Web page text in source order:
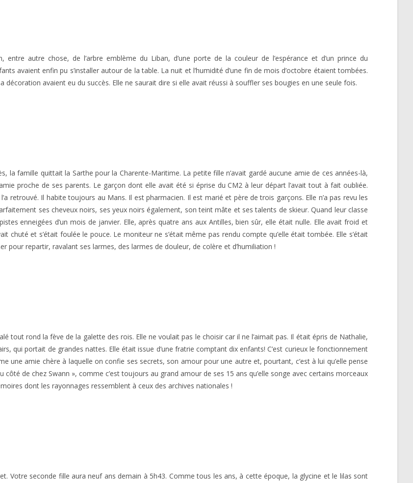
autre chose, de l’arbre emblème du Liban, d’une porte de la couleur de l’espérance et d’un prince du
avaient enfin pu s’installer autour de la table. La nuit et l’humidité d’une fin de mois d’octobre étaient tombées.
avaient eu du succès. Elle ne saurait dire si elle avait réussi à souffler ses bougies en une seule fois.
la famille quittait la Sarthe pour la Charente-Maritime. La petite fille n’avait gardé aucune amie de ces années-là,
proche de ses parents. Le garçon dont elle avait été si éprise du CM2 à leur départ l’avait tout à fait oubliée.
retrouvé. Il habite toujours au Mans. Il est pharmacien. Il est marié et père de trois garçons. Elle n’a pas revu les
ses cheveux noirs, ses yeux noirs également, son teint mâte et ses talents de skieur. Quand leur classe
enneigées d’un mois de janvier. Elle, après quatre ans aux Antilles, bien sûr, elle était nulle. Elle avait froid et
chuté et s’était foulée le pouce. Le moniteur ne s’était même pas rendu compte qu’elle était tombée. Elle s’était
pour repartir, ravalant ses larmes, des larmes de douleur, de colère et d’humiliation !
tout rond la fève de la galette des rois. Elle ne voulait pas le choisir car il ne l’aimait pas. Il était épris de Nathalie,
qui portait de grandes nattes. Elle était issue d’une fratrie comptant dix enfants! C’est curieux le fonctionnement
une amie chère à laquelle on confie ses secrets, son amour pour une autre et, pourtant, c’est à lui qu’elle pense
de chez Swann », comme c’est toujours au grand amour de ses 15 ans qu’elle songe avec certains morceaux
dont les rayonnages ressemblent à ceux des archives nationales !
Votre seconde fille aura neuf ans demain à 5h43. Comme tous les ans, à cette époque, la glycine et le lilas sont